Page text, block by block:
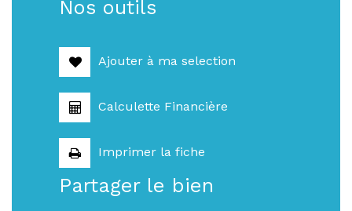
Nos outils
Ajouter à ma selection
Calculette Financière
Imprimer la fiche
Partager le bien